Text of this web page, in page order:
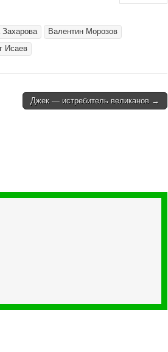
Захарова
Валентин Морозов
Исаев
Джек — истребитель великанов →